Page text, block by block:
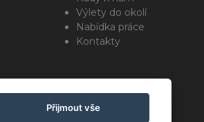
Výlety do okolí
Nabídka práce
Kontakty
Přijmout vše